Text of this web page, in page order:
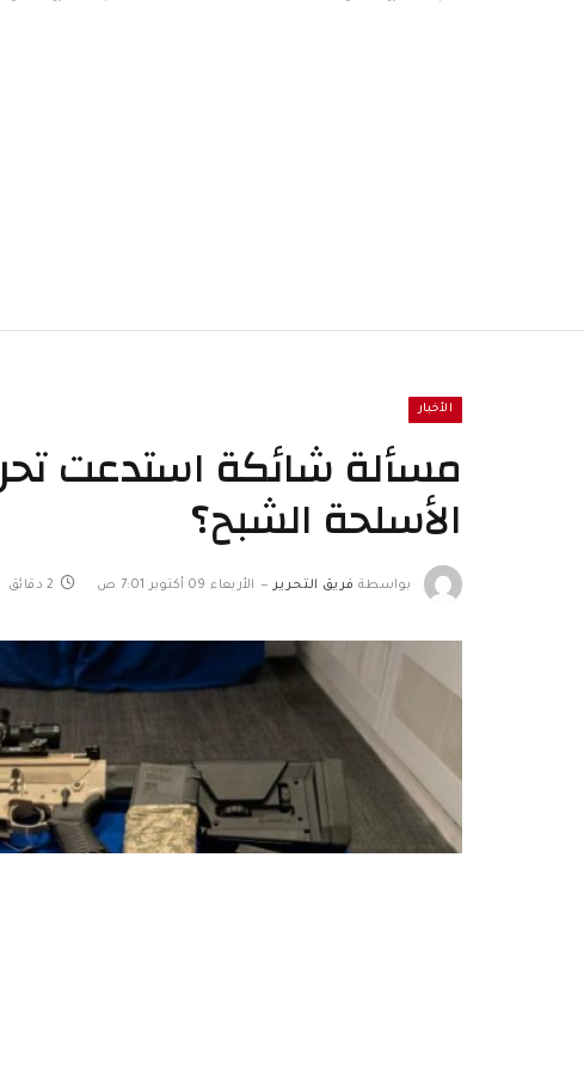
الأخبار
مسألة شائكة استدعت
الأسلحة الشبح؟
بواسطة فريق التحرير الأربعاء 09 أكتوبر 7:01 ص 2 دقائق